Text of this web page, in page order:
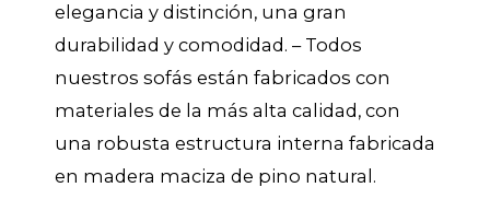
elegancia y distinción, una gran
durabilidad y comodidad. – Todos
nuestros sofás están fabricados con
materiales de la más alta calidad, con
una robusta estructura interna fabricada
en madera maciza de pino natural.